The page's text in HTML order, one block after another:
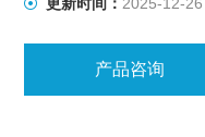
产品咨询